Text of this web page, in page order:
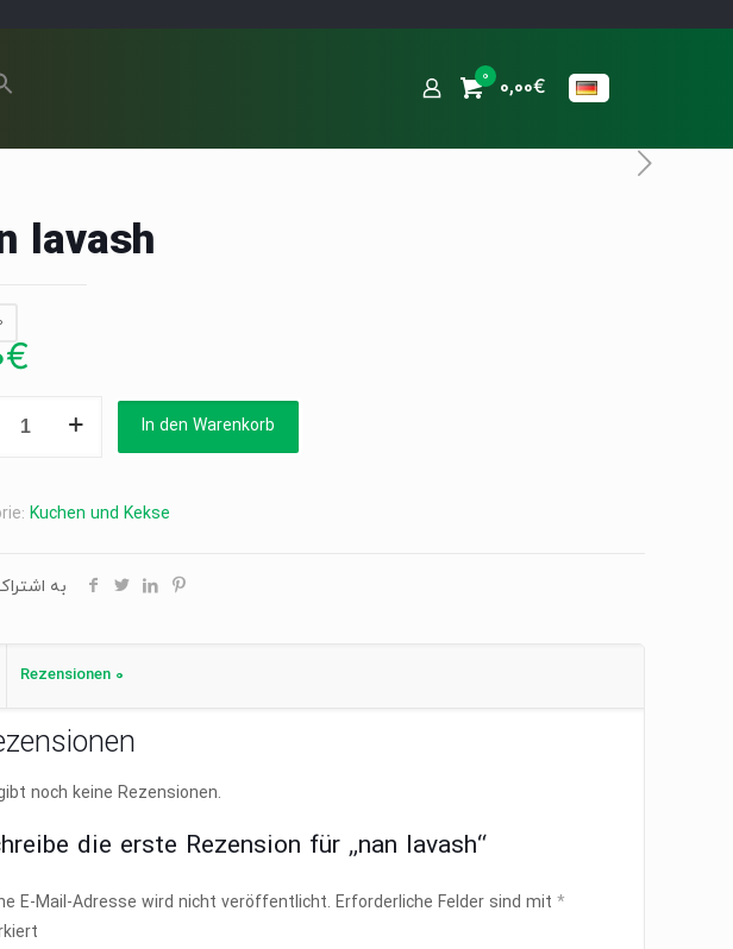
0 0,00€
lavash
€
In den Warenkorb
Kuchen und Kekse
به
Rezensionen 0
noch keine Rezensionen.
die erste Rezension für „nan lavash“
E-Mail-Adresse wird nicht veröffentlicht. Erforderliche Felder sind mit *